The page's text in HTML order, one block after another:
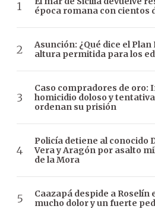
época romana con cientos
Asunción: ¿Qué dice el
altura permitida para los
Caso compradores de oro:
homicidio doloso y
ordenan su prisión
Policía detiene al conocido
Vera y Aragón por asalto
de la Mora
Caazapá despide a
mucho dolor y un fuerte